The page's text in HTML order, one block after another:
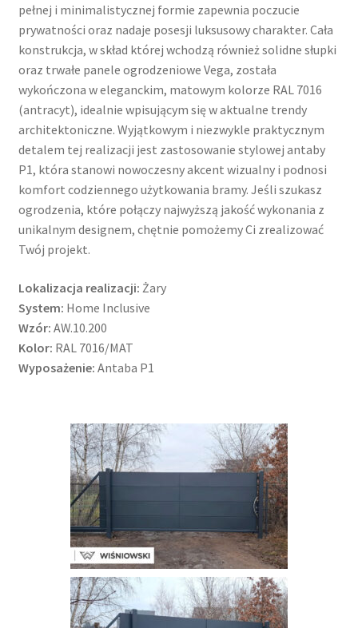
pełnej i minimalistycznej formie zapewnia poczucie
prywatności oraz nadaje posesji luksusowy charakter. Cała
konstrukcja, w skład której wchodzą również solidne słupki
oraz trwałe panele ogrodzeniowe Vega, została
wykończona w eleganckim, matowym kolorze RAL 7016
(antracyt), idealnie wpisującym się w aktualne trendy
architektoniczne. Wyjątkowym i niezwykle praktycznym
detalem tej realizacji jest zastosowanie stylowej antaby
P1, która stanowi nowoczesny akcent wizualny i podnosi
komfort codziennego użytkowania bramy. Jeśli szukasz
ogrodzenia, które połączy najwyższą jakość wykonania z
unikalnym designem, chętnie pomożemy Ci zrealizować
Twój projekt.
Lokalizacja realizacji: Żary
System: Home Inclusive
Wzór: AW.10.200
Kolor: RAL 7016/MAT
Wyposażenie: Antaba P1